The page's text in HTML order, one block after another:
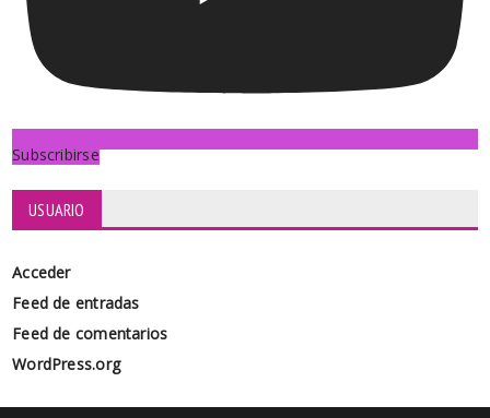
Subscribirse
USUARIO
Acceder
Feed de entradas
Feed de comentarios
WordPress.org